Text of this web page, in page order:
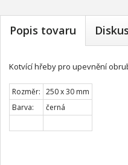
Popis tovaru
Kotvící hřeby pro upevnění
Rozměr: 250 x 30 mm
Barva:
černá